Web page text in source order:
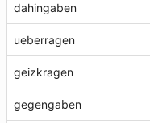
dahingaben
ueberragen
geizkragen
gegengaben